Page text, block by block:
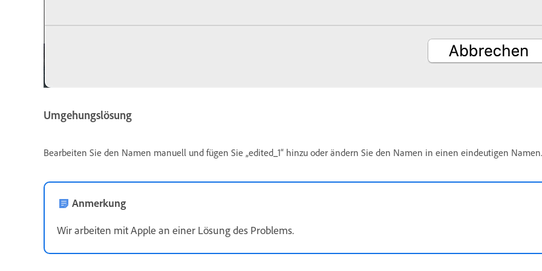
Umgehungslösung
Bearbeiten Sie den Namen manuell und fügen Sie „edited_1“ hinzu oder ändern Sie den Namen in einen eindeutigen
Anmerkung
Wir arbeiten mit Apple an einer Lösung des Problems.